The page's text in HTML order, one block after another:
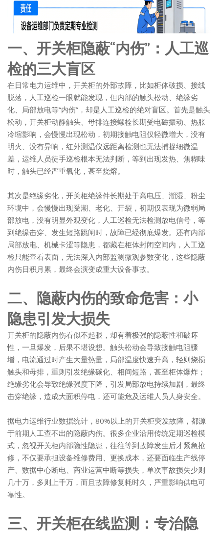
一、开关柜隐蔽“内伤”：人工巡
检的三大盲区
在日常电力运维中，开关柜的外部故障，比如柜体破损、接线
脱落，人工巡检一眼就能发现，但内部的触头松动、绝缘劣
化、局部放电等“内伤”，却是人工巡检的绝对盲区。首先是触头
松动，开关柜动静触头、母排连接螺栓长期受电磁振动、热胀
冷缩影响，会慢慢出现松动，初期接触电阻仅轻微增大，没有
明火、没有异响，红外测温仪远距离检测也无法捕捉细微温
差，运维人员徒手巡检根本无法判断，等到出现发热、焦糊味
时，触头已经严重氧化，甚至烧熔。
其次是绝缘劣化，开关柜绝缘件长期处于高电压、潮湿、粉尘
环境中，会慢慢出现受潮、老化、开裂，初期仅表现为微弱局
部放电，没有明显外观变化，人工巡检无法检测放电信号，等
到绝缘击穿、发生短路跳闸时，故障已经彻底爆发。还有内部
局部放电、机械卡涩等隐患，都藏在柜体封闭空间内，人工巡
检只能查看表面，无法深入内部监测微观参数变化，这些隐蔽
内伤日积月累，最终会演变成重大设备事故。
二、隐蔽内伤的致命危害：小
隐患引发大损失
开关柜的隐蔽内伤看似不起眼，却有着极强的隐蔽性和破坏
性，一旦爆发，后果不堪设想。触头松动会导致接触电阻骤
增，电流通过时产生大量热量，局部温度快速升高，轻则烧损
触头和母排，重则引发绝缘碳化、相间短路，甚至柜体爆炸；
绝缘劣化会导致绝缘强度下降，引发局部放电持续加剧，最终
击穿绝缘，造成大面积停电，还可能危及运维人员人身安全。
据电力运维行业数据统计，80%以上的开关柜突发故障，都源
于前期人工查不出的隐蔽内伤。很多企业沿用传统定期巡检模
式，忽视开关柜内部隐性隐患，往往等到故障发生后才紧急抢
修，不仅要承担设备维修费用、更换成本，还要面临生产线停
产、数据中心断电、商业运营中断等损失，单次事故损失少则
几十万，多则上千万，而且故障修复耗时久，严重影响供电可
靠性。
三、开关柜在线监测：专治隐